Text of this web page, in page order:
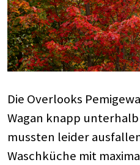
Die Overlooks
Wagan knapp unterhalb
mussten leider
Waschküche mit